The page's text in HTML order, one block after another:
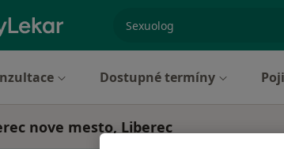
Dostupné termíny
nove mesto, Liberec